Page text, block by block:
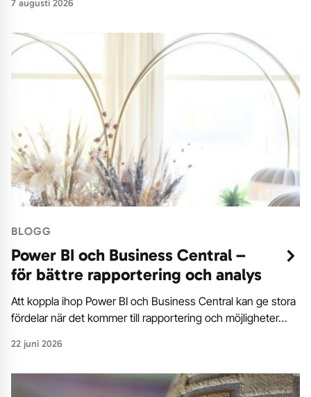
7 augusti 2026
BLOGG
Power BI och Business Central –
för bättre rapportering och analys
Att koppla ihop Power BI och Business Central kan ge stora
fördelar när det kommer till rapportering och möjligheter…
22 juni 2026